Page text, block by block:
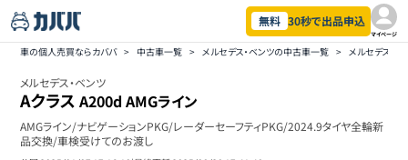
無料 30秒で出品申込
マイページ
車の個人売買ならカババ > 中古車一覧 > メルセデス・ベンツの中古車一覧 > メルセデス・
メルセデス・ベンツ
Aクラス A200d AMGライン
AMGライン/ナビゲーションPKG/レーダーセーフティPKG/2024.9タイヤ全輪新
品交換/車検受けてのお渡し